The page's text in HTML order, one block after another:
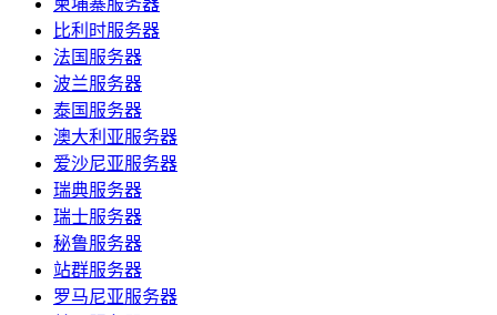
柬埔寨服务器
比利时服务器
法国服务器
波兰服务器
泰国服务器
澳大利亚服务器
爱沙尼亚服务器
瑞典服务器
瑞士服务器
秘鲁服务器
站群服务器
罗马尼亚服务器